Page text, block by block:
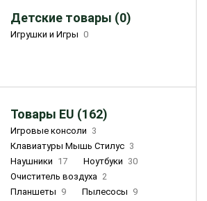
Детские товары (0)
Игрушки и Игры 0
Товары EU (162)
Игровые консоли 3
Клавиатуры Мышь Стилус 3
Наушники 17 Ноутбуки 30
Очиститель воздуха 2
Планшеты 9 Пылесосы 9